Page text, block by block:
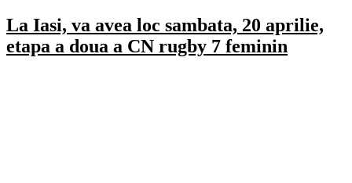
La Iasi, va avea loc sambata, 20 aprilie,
etapa a doua a CN rugby 7 feminin